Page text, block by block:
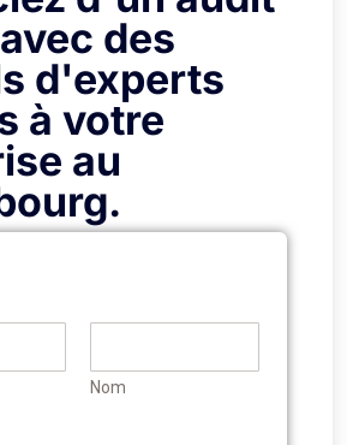
des
d'experts
à votre
au
Nom